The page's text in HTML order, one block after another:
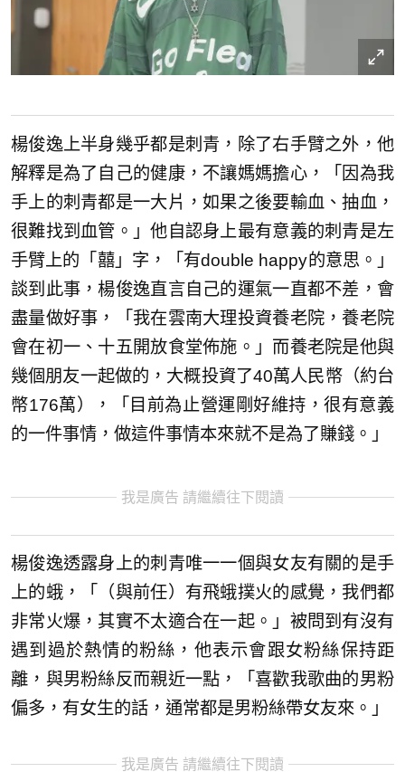
楊俊逸上半身幾乎都是刺青，除了右手臂之外，他
解釋是為了自己的健康，不讓媽媽擔心，「因為我
手上的刺青都是一大片，如果之後要輸血、抽血，
很難找到血管。」他自認身上最有意義的刺青是左
手臂上的「囍」字，「有double happy的意思。」
談到此事，楊俊逸直言自己的運氣一直都不差，會
盡量做好事，「我在雲南大理投資養老院，養老院
會在初一、十五開放食堂佈施。」而養老院是他與
幾個朋友一起做的，大概投資了40萬人民幣（約台
幣176萬），「目前為止營運剛好維持，很有意義
的一件事情，做這件事情本來就不是為了賺錢。」
我是廣告 請繼續往下閱讀
楊俊逸透露身上的刺青唯一一個與女友有關的是手
上的蛾，「（與前任）有飛蛾撲火的感覺，我們都
非常火爆，其實不太適合在一起。」被問到有沒有
遇到過於熱情的粉絲，他表示會跟女粉絲保持距
離，與男粉絲反而親近一點，「喜歡我歌曲的男粉
偏多，有女生的話，通常都是男粉絲帶女友來。」
我是廣告 請繼續往下閱讀